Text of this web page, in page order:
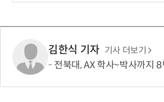
김한식 기자 기사 더보기
전북대, AX 학사~박사까지 8년→최단 5.5년 가능…톱